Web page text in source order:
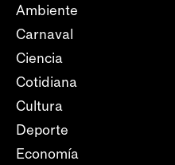
Ambiente
Carnaval
Ciencia
Cotidiana
Cultura
Deporte
Economía